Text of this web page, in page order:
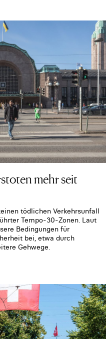
mehr seit
tödlichen Verkehrsunfall
Tempo-30-Zonen. Laut
Bedingungen für
bei, etwa durch
Gehwege.